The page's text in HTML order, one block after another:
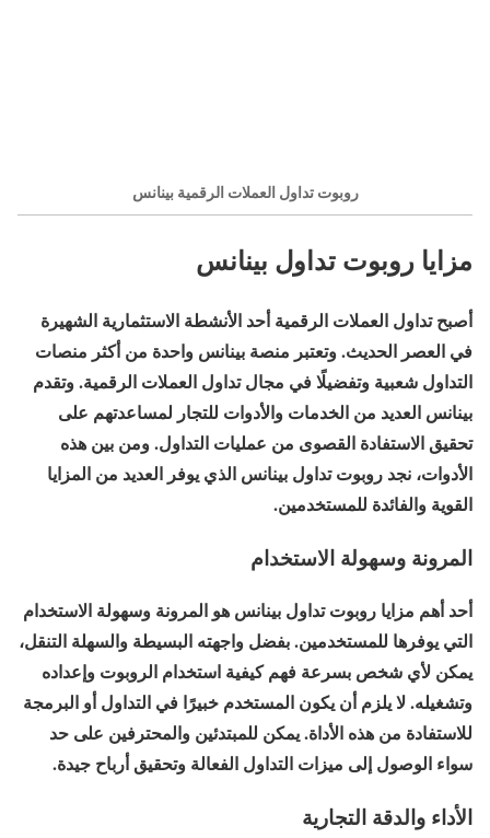
روبوت تداول العملات الرقمية بينانس
مزايا روبوت تداول بينانس
أصبح تداول العملات الرقمية أحد الأنشطة الاستثمارية الشهيرة
في العصر الحديث. وتعتبر منصة بينانس واحدة من أكثر منصات
التداول شعبية وتفضيلًا في مجال تداول العملات الرقمية. وتقدم
بينانس العديد من الخدمات والأدوات للتجار لمساعدتهم على
تحقيق الاستفادة القصوى من عمليات التداول. ومن بين هذه
الأدوات، نجد روبوت تداول بينانس الذي يوفر العديد من المزايا
القوية والفائدة للمستخدمين.
المرونة وسهولة الاستخدام
أحد أهم مزايا روبوت تداول بينانس هو المرونة وسهولة الاستخدام
التي يوفرها للمستخدمين. بفضل واجهته البسيطة والسهلة التنقل،
يمكن لأي شخص بسرعة فهم كيفية استخدام الروبوت وإعداده
وتشغيله. لا يلزم أن يكون المستخدم خبيرًا في التداول أو البرمجة
للاستفادة من هذه الأداة. يمكن للمبتدئين والمحترفين على حد
سواء الوصول إلى ميزات التداول الفعالة وتحقيق أرباح جيدة.
الأداء والدقة التجارية